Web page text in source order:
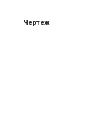
Чертеж